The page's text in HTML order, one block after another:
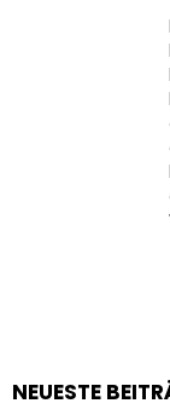
NEUESTE